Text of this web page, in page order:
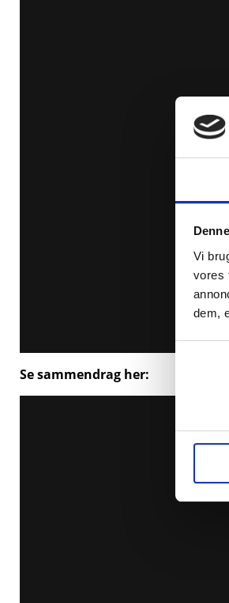
Vi
vores
dem,
Se sammendrag her: